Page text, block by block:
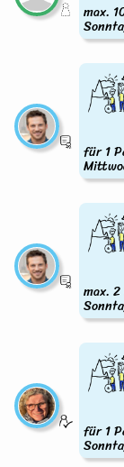
max.
für 1
max.
für 1